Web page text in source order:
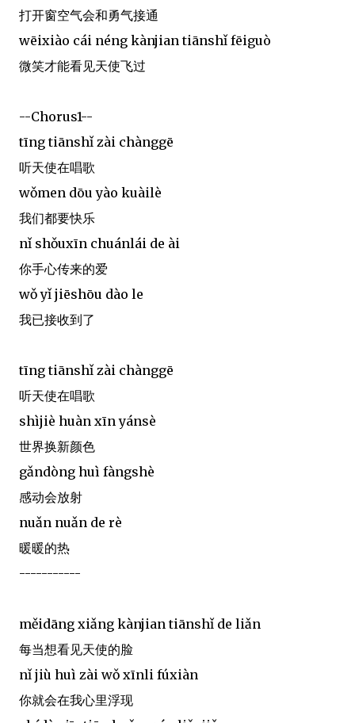
打开窗空气会和勇气接通
wēixiào cái néng kànjian tiānshǐ fēiguò
微笑才能看见天使飞过
--Chorus1--
tīng tiānshǐ zài chànggē
听天使在唱歌
wǒmen dōu yào kuàilè
我们都要快乐
nǐ shǒuxīn chuánlái de ài
你手心传来的爱
wǒ yǐ jiēshōu dào le
我已接收到了
tīng tiānshǐ zài chànggē
听天使在唱歌
shìjiè huàn xīn yánsè
世界换新颜色
gǎndòng huì fàngshè
感动会放射
nuǎn nuǎn de rè
暖暖的热
-----------
měidāng xiǎng kànjian tiānshǐ de liǎn
每当想看见天使的脸
nǐ jiù huì zài wǒ xīnli fúxiàn
你就会在我心里浮现